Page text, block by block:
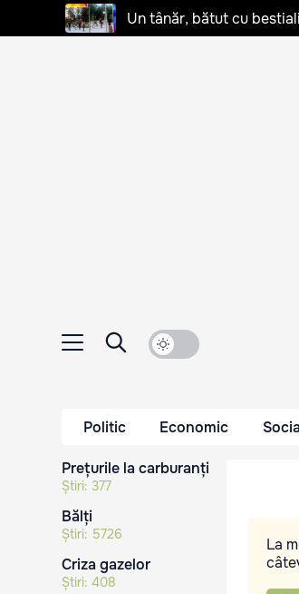
Un tânăr, bătut cu
Politic Economic
Prețurile la carburanți
Știri: 377
Bălți
Știri: 5726
Criza gazelor
Știri: 408
La